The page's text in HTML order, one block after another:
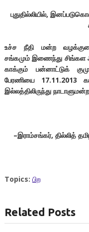
புதுதில்லியில்,
உச்ச நீதி மன்ற
சங்கமும் இணைந்து சிங்கள
காக்கும் பன்னாட்டுக்
பேரணியை 17.11.2013
இல்லத்திலிருந்து
–இராம்சங்கர்,தில்லித்
Topics: பிற
Related Posts